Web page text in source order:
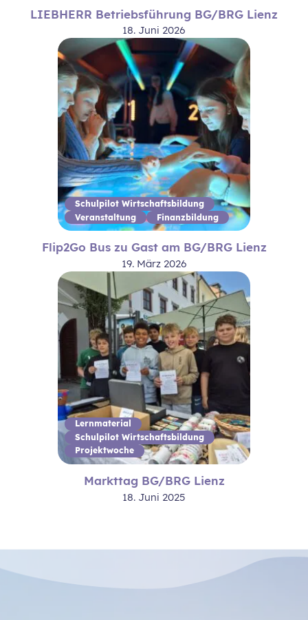
LIEBHERR Betriebsführung BG/BRG Lienz
18. Juni 2026
Schulpilot Wirtschaftsbildung
Veranstaltung
Finanzbildung
Flip2Go Bus zu Gast am BG/BRG Lienz
19. März 2026
Lernmaterial
Schulpilot Wirtschaftsbildung
Projektwoche
Markttag BG/BRG Lienz
18. Juni 2025